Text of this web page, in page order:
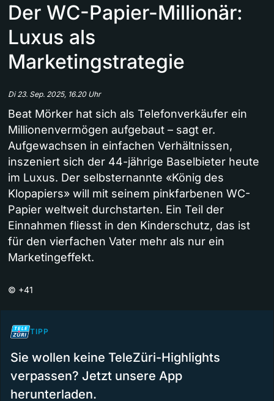
Der WC-Papier-Millionär:
Luxus als
Marketingstrategie
Di 23. Sep. 2025, 16.20 Uhr
Beat Mörker hat sich als Telefonverkäufer ein
Millionenvermögen aufgebaut – sagt er.
Aufgewachsen in einfachen Verhältnissen,
inszeniert sich der 44-jährige Baselbieter heute
im Luxus. Der selbsternannte «König des
Klopapiers» will mit seinem pinkfarbenen WC-
Papier weltweit durchstarten. Ein Teil der
Einnahmen fliesst in den Kinderschutz, das ist
für den vierfachen Vater mehr als nur ein
Marketingeffekt.
© +41
TIPP
Sie wollen keine TeleZüri-Highlights
verpassen? Jetzt unsere App
herunterladen.